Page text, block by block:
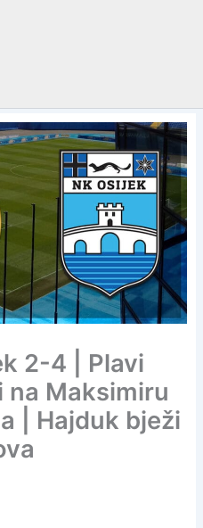
2-4 | Plavi
na Maksimiru
| Hajduk bježi